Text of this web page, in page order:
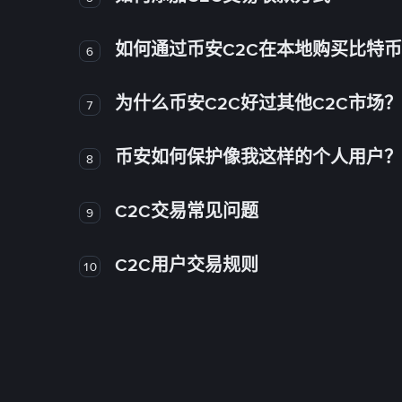
6 如何通过币安C2C在本地购买比特
7 为什么币安C2C好过其他C2C市场？
8 币安如何保护像我这样的个人用户？
9 C2C交易常见问题
10 C2C用户交易规则